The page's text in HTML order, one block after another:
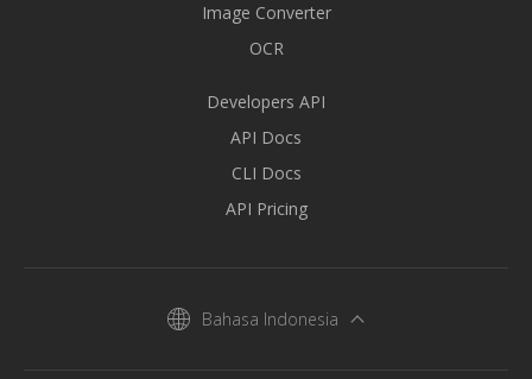
Image Converter
OCR
Developers API
API Docs
CLI Docs
API Pricing
Bahasa Indonesia